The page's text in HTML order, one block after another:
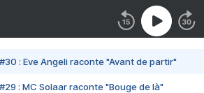
#30 : Eve Angeli raconte "Avant de partir"
#29 : MC Solaar raconte "Bouge de là"